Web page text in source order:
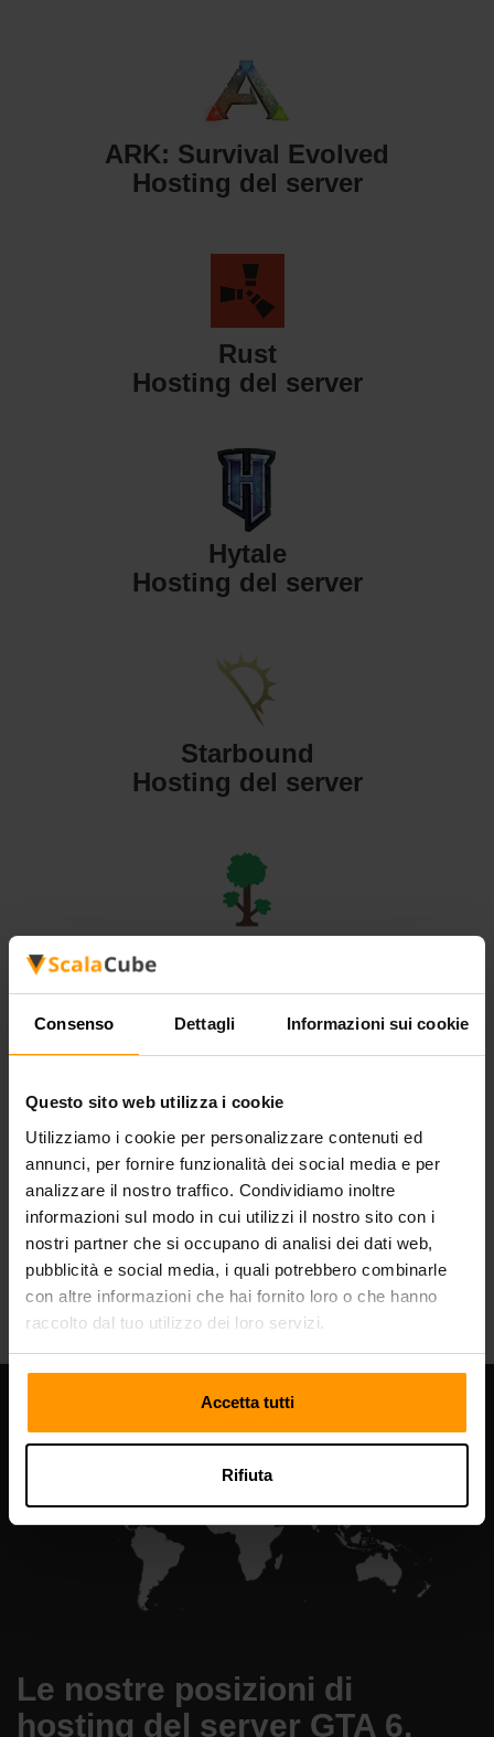
Consenso Dettagli Informazioni sui cookie
Questo sito web utilizza i cookie
Utilizziamo i cookie per personalizzare contenuti ed
annunci, per fornire funzionalità dei social media e per
analizzare il nostro traffico. Condividiamo inoltre
informazioni sul modo in cui utilizzi il nostro sito con i
nostri partner che si occupano di analisi dei dati web,
pubblicità e social media, i quali potrebbero combinarle
con altre informazioni che hai fornito loro o che hanno
raccolto dal tuo utilizzo dei loro servizi.
Accetta tutti
Rifiuta
ARK: Survival Evolved
Hosting del server
Rust
Hosting del server
Hytale
Hosting del server
Starbound
Hosting del server
Hosting del server
Valheim
Hosting del server
All Games
Le nostre posizioni di
hosting del server GTA 6.